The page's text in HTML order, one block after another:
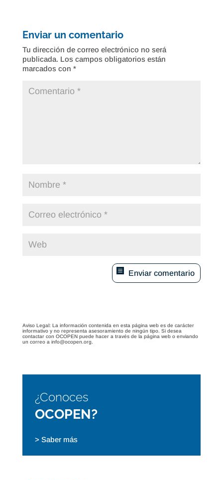
Enviar un comentario
Tu dirección de correo electrónico no será
publicada. Los campos obligatorios están
marcados con *
Enviar comentario
Aviso Legal: La información contenida en esta página web es de carácter
informativo y no representa asesoramiento de ningún tipo. Si desea
contactar con OCOPEN puede hacer a través de la página web o enviando
un correo a info@ocopen.org.
¿Conoces
OCOPEN?
> Saber más